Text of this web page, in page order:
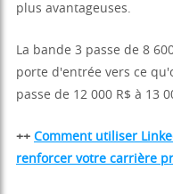
plus avantageuses.
La bande 3 passe de 8
porte d'entrée vers ce
passe de 12 000 R$ à 13
++ Comment utiliser
renforcer votre carrière